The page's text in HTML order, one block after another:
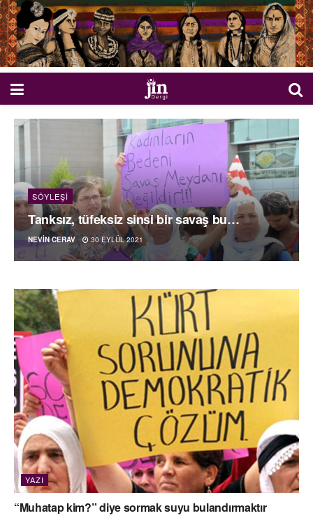
SÖYLEŞI
Tanksız, tüfeksiz sinsi bir savaş bu…
NEVIN CERAV 30 EYLÜL 2021
YAZI
“Muhatap kim?” diye sormak suyu bulandırmaktır